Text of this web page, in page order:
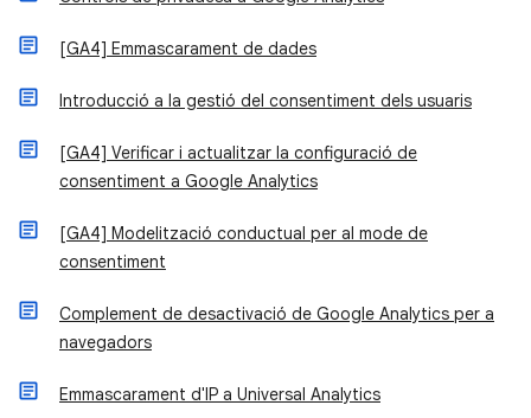
[GA4] Emmascarament de dades
Introducció a la gestió del consentiment dels usuaris
[GA4] Verificar i actualitzar la configuració de
consentiment a Google Analytics
[GA4] Modelització conductual per al mode de
consentiment
Complement de desactivació de Google Analytics per a
navegadors
Emmascarament d'IP a Universal Analytics